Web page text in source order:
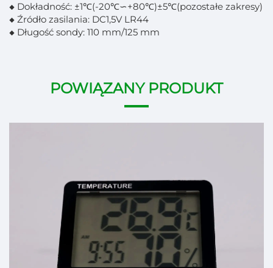
◆ Dokładność: ±1℃(-20℃∽+80℃)±5℃(pozostałe zakresy)
◆ Źródło zasilania: DC1,5V LR44
◆ Długość sondy: 110 mm/125 mm
POWIĄZANY PRODUKT